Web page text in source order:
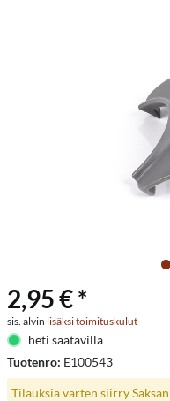
2,95 € *
sis. alvin lisäksi toimituskulut
heti saatavilla
Tuotenro: E100543
Tilauksia varten siirry